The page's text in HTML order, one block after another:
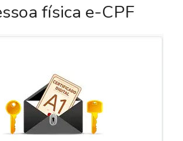
física e-CPF